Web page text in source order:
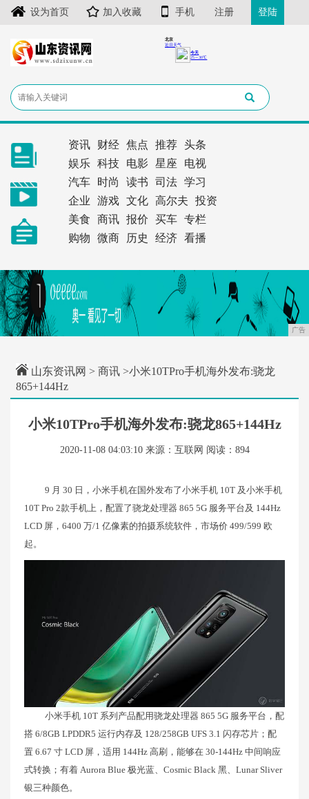
设为首页 加入收藏 手机 注册 登陆
资讯 财经 焦点 推荐
头条
娱乐
科技 电影 星座
电视
汽车
时尚 读书 司法
学习
企业
游戏 文化 高尔夫
投资
美食
商讯 报价 买车
专栏
购物
微商 历史 经济 看播
广告
山东资讯网 > 商讯 >小米10TPro手机海外发布:骁龙
865+144Hz
小米10TPro手机海外发布:骁龙865+144Hz
2020-11-08 04:03:10 来源：互联网 阅读：894
9 月 30 日，小米手机在国外发布了小米手机 10T 及小米手机
10T Pro 2款手机上，配置了骁龙处理器 865 5G 服务平台及 144Hz
LCD 屏，6400 万/1 亿像素的拍摄系统软件，市场价 499/599 欧
起。
小米手机 10T 系列产品配用骁龙处理器 865 5G 服务平台，配
搭 6/8GB LPDDR5 运行内存及 128/258GB UFS 3.1 闪存芯片；配
置 6.67 寸 LCD 屏，适用 144Hz 高刷，能够在 30-144Hz 中间响应
式转换；有着 Aurora Blue 极光蓝、Cosmic Black 黑、Lunar Sliver
银三种颜色。